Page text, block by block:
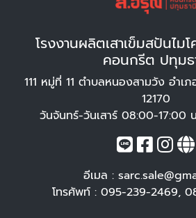
โรงงานผลิตเสาเข็มสปันไม
คอนกรีต ปทุมธ
111 หมู่ที่ 11 ตำบลหนองสามวัง อำเ
12170
วันจันทร์-วันเสาร์ 08:00-17:00
อีเมล :
โทรศัพท์ : 095-239-2469,